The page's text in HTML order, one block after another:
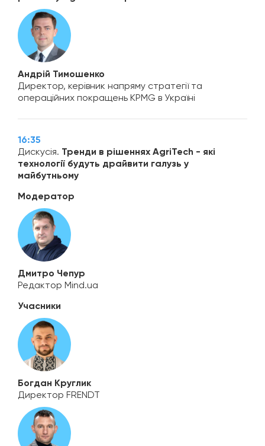
Андрій Тимошенко
Директор, керівник напряму стратегії та
операційних покращень KPMG в Україні
16:35
Дискусія. Тренди в рішеннях AgriTech - які
технології будуть драйвити галузь у
майбутньому
Модератор
Дмитро Чепур
Редактор Mind.ua
Учасники
Богдан Круглик
Директор FRENDT